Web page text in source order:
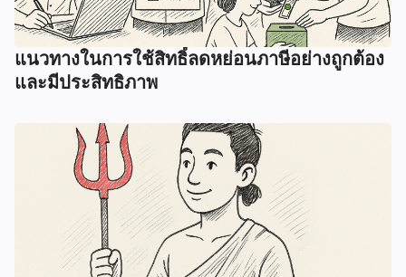
แนวทางในการใช้สิทธิ์ลดหย่อนภาษีอย่างถูกต้อง
และมีประสิทธิภาพ